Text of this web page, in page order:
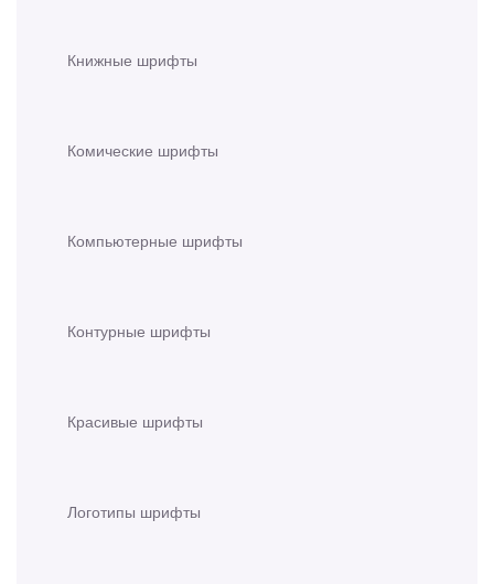
Книжные шрифты
Комические шрифты
Компьютерные шрифты
Контурные шрифты
Красивые шрифты
Логотипы шрифты